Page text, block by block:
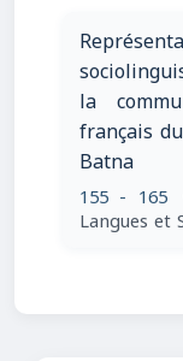
la
français
Batna
155 - 165
Langues et